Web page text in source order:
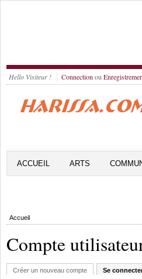
Hello Visiteur ! Connection ou
ACCUEIL ARTS
Accueil
Compte
Créer un nouveau compte Se